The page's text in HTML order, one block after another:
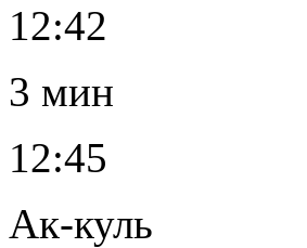
12:42
3 мин
12:45
Ак-куль